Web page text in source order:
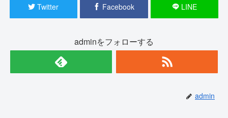
Twitter Facebook LINE
adminをフォローする
admin